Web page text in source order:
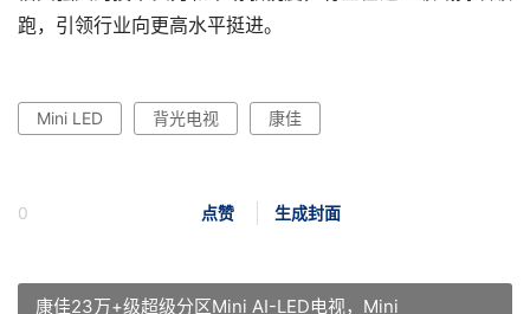
跑，引领行业向更高水平挺进。
Mini LED 背光电视 康佳
点赞 生成封面
0
康佳23万+级超级分区Mini AI-LED电视，Mini